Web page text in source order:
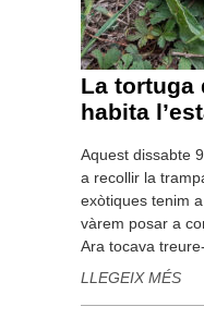
La tortuga
habita
Aquest dissabte
a recollir la
exòtiques tenim
vàrem posar a
Ara tocava treure-
LLEGEIX MÉS